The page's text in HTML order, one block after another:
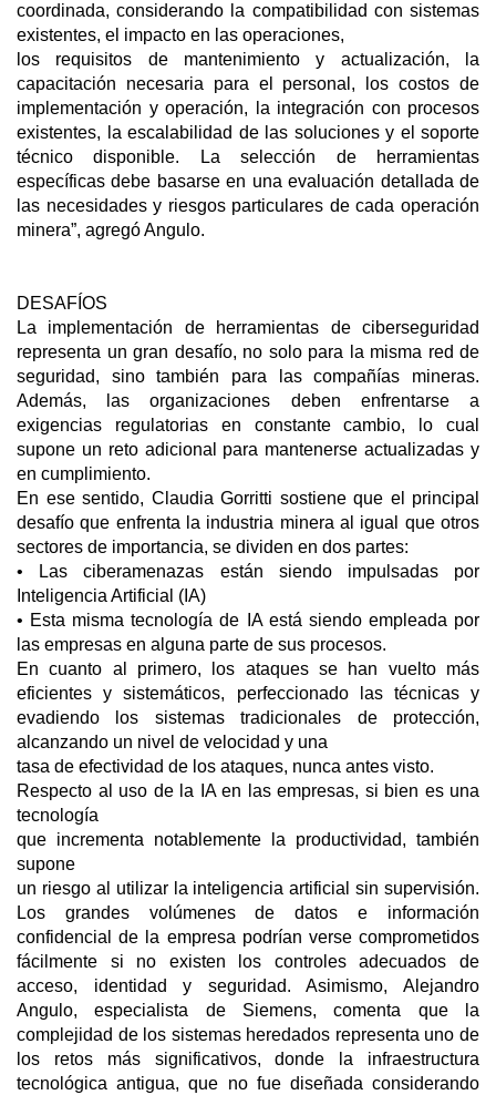
coordinada, considerando la compatibilidad con sistemas
existentes, el impacto en las operaciones,
los requisitos de mantenimiento y actualización, la
capacitación necesaria para el personal, los costos de
implementación y operación, la integración con procesos
existentes, la escalabilidad de las soluciones y el soporte
técnico disponible. La selección de herramientas
específicas debe basarse en una evaluación detallada de
las necesidades y riesgos particulares de cada operación
minera”, agregó Angulo.
DESAFÍOS
La implementación de herramientas de ciberseguridad
representa un gran desafío, no solo para la misma red de
seguridad, sino también para las compañías mineras.
Además, las organizaciones deben enfrentarse a
exigencias regulatorias en constante cambio, lo cual
supone un reto adicional para mantenerse actualizadas y
en cumplimiento.
En ese sentido, Claudia Gorritti sostiene que el principal
desafío que enfrenta la industria minera al igual que otros
sectores de importancia, se dividen en dos partes:
• Las ciberamenazas están siendo impulsadas por
Inteligencia Artificial (IA)
• Esta misma tecnología de IA está siendo empleada por
las empresas en alguna parte de sus procesos.
En cuanto al primero, los ataques se han vuelto más
eficientes y sistemáticos, perfeccionado las técnicas y
evadiendo los sistemas tradicionales de protección,
alcanzando un nivel de velocidad y una
tasa de efectividad de los ataques, nunca antes visto.
Respecto al uso de la IA en las empresas, si bien es una
tecnología
que incrementa notablemente la productividad, también
supone
un riesgo al utilizar la inteligencia artificial sin supervisión.
Los grandes volúmenes de datos e información
confidencial de la empresa podrían verse comprometidos
fácilmente si no existen los controles adecuados de
acceso, identidad y seguridad. Asimismo, Alejandro
Angulo, especialista de Siemens, comenta que la
complejidad de los sistemas heredados representa uno de
los retos más significativos, donde la infraestructura
tecnológica antigua, que no fue diseñada considerando